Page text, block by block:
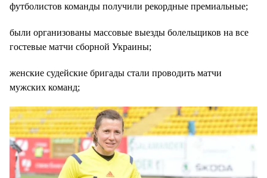
футболистов команды получили рекордные премиальные;
были организованы массовые выезды болельщиков на все
гостевые матчи сборной Украины;
женские судейские бригады стали проводить матчи
мужских команд;